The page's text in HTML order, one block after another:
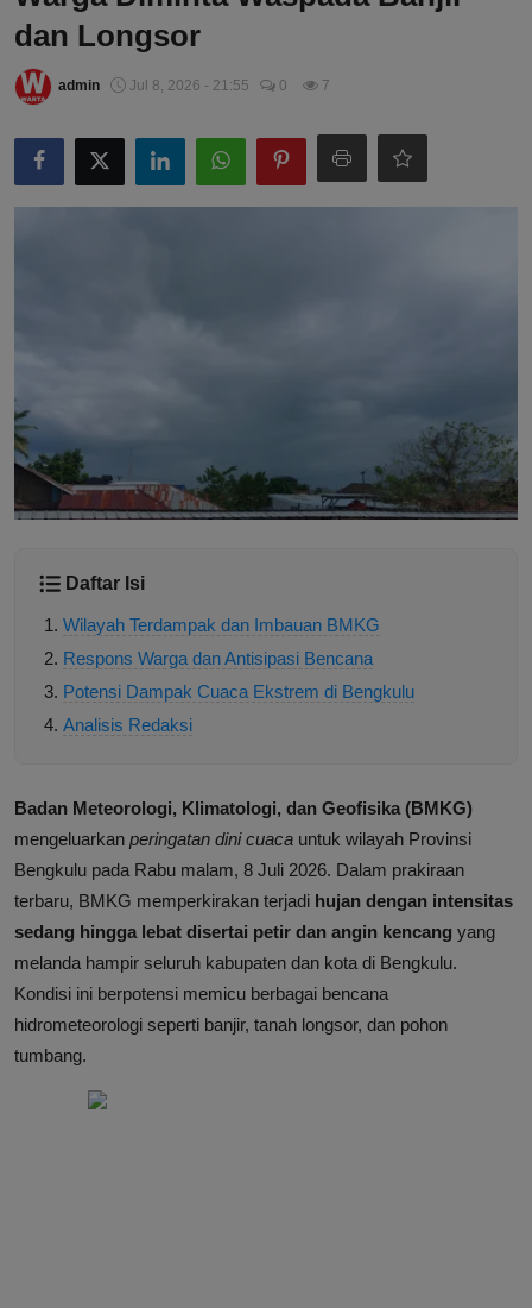
dan Longsor
admin Jul 8, 2026 - 21:55 0 7
Daftar Isi
Wilayah Terdampak dan Imbauan BMKG
Respons Warga dan Antisipasi Bencana
Potensi Dampak Cuaca Ekstrem di Bengkulu
Analisis Redaksi
Badan Meteorologi, Klimatologi, dan Geofisika (BMKG)
mengeluarkan peringatan dini cuaca untuk wilayah Provinsi
Bengkulu pada Rabu malam, 8 Juli 2026. Dalam prakiraan
terbaru, BMKG memperkirakan terjadi hujan dengan intensitas
sedang hingga lebat disertai petir dan angin kencang yang
melanda hampir seluruh kabupaten dan kota di Bengkulu.
Kondisi ini berpotensi memicu berbagai bencana
hidrometeorologi seperti banjir, tanah longsor, dan pohon
tumbang.